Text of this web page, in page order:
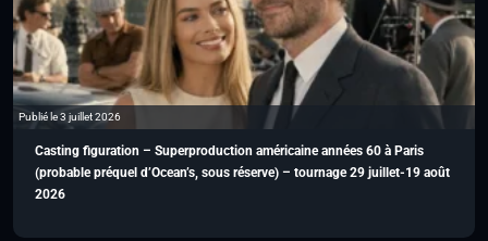
Publié le 3 juillet 2026
Casting figuration – Superproduction américaine années 60 à Paris
(probable préquel d’Ocean’s, sous réserve) – tournage 29 juillet-19 août
2026